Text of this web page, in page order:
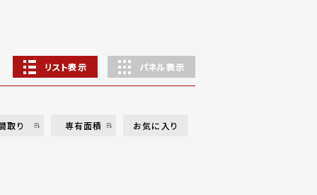
リスト表示 パネル表示
取り 専有面積 お気に入り